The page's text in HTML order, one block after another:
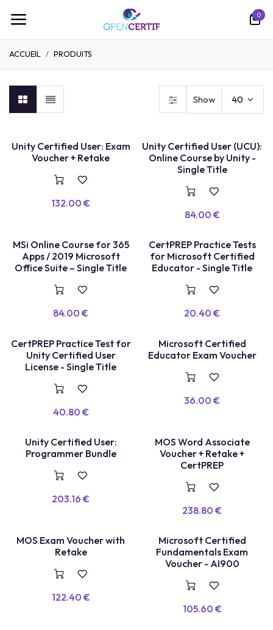
0
ACCUEIL PRODUITS
Show 40
E
X
AM
E
N
+
R
E
P
A
S
S
A
GE
Unity Certified User: Exam
Voucher + Retake
132.00 €
COURS EN LIGNE
Unity Certified User (UCU):
Online Course by Unity -
Single Title
84.00 €
COURS EN LIGNE
MSi Online Course for 365
Apps / 2019 Microsoft
Office Suite – Single Title
84.00 €
TEST BLANC
CertPREP Practice Tests
for Microsoft Certified
Educator - Single Title
20.40 €
TEST BLANC
CertPREP Practice Test for
Unity Certified User
License - Single Title
40.80 €
VOUCHER
Microsoft Certified
Educator Exam Voucher
36.00 €
TEST LABEL
Unity Certified User:
Programmer Bundle
203.16 €
TEST LABEL
MOS Word Associate
Voucher + Retake +
CertPREP
238.80 €
E
X
AM
E
N
+
R
E
P
A
S
S
A
GE
MOS Exam Voucher with
Retake
122.40 €
VOUCHER
Microsoft Certified
Fundamentals Exam
Voucher - AI900
105.60 €